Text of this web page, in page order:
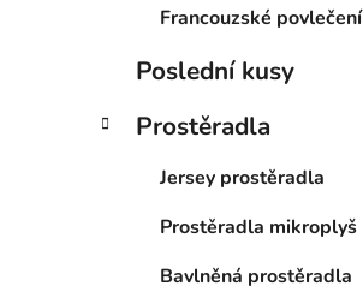
Francouzské povlečení
Poslední kusy
Prostěradla
Jersey prostěradla
Prostěradla mikroplyš
Bavlněná prostěradla